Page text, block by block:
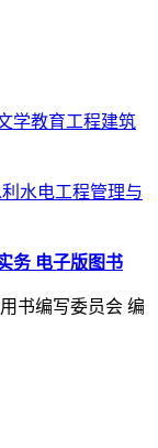
学教育工程建筑
水电工程管理与
务 电子版图书
书编写委员会 编